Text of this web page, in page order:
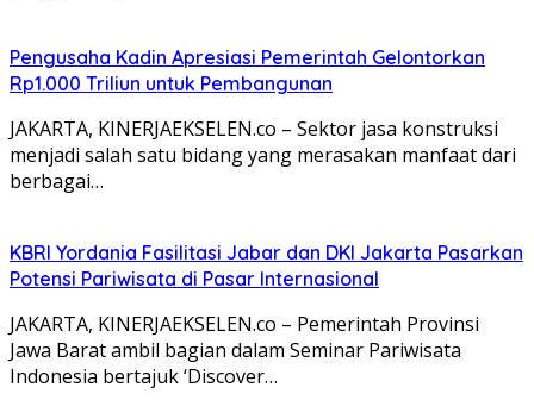
Pengusaha Kadin Apresiasi Pemerintah Gelontorkan
Rp1.000 Triliun untuk Pembangunan
JAKARTA, KINERJAEKSELEN.co – Sektor jasa konstruksi
menjadi salah satu bidang yang merasakan manfaat dari
berbagai…
KBRI Yordania Fasilitasi Jabar dan DKI Jakarta Pasarkan
Potensi Pariwisata di Pasar Internasional
JAKARTA, KINERJAEKSELEN.co – Pemerintah Provinsi
Jawa Barat ambil bagian dalam Seminar Pariwisata
Indonesia bertajuk ‘Discover…